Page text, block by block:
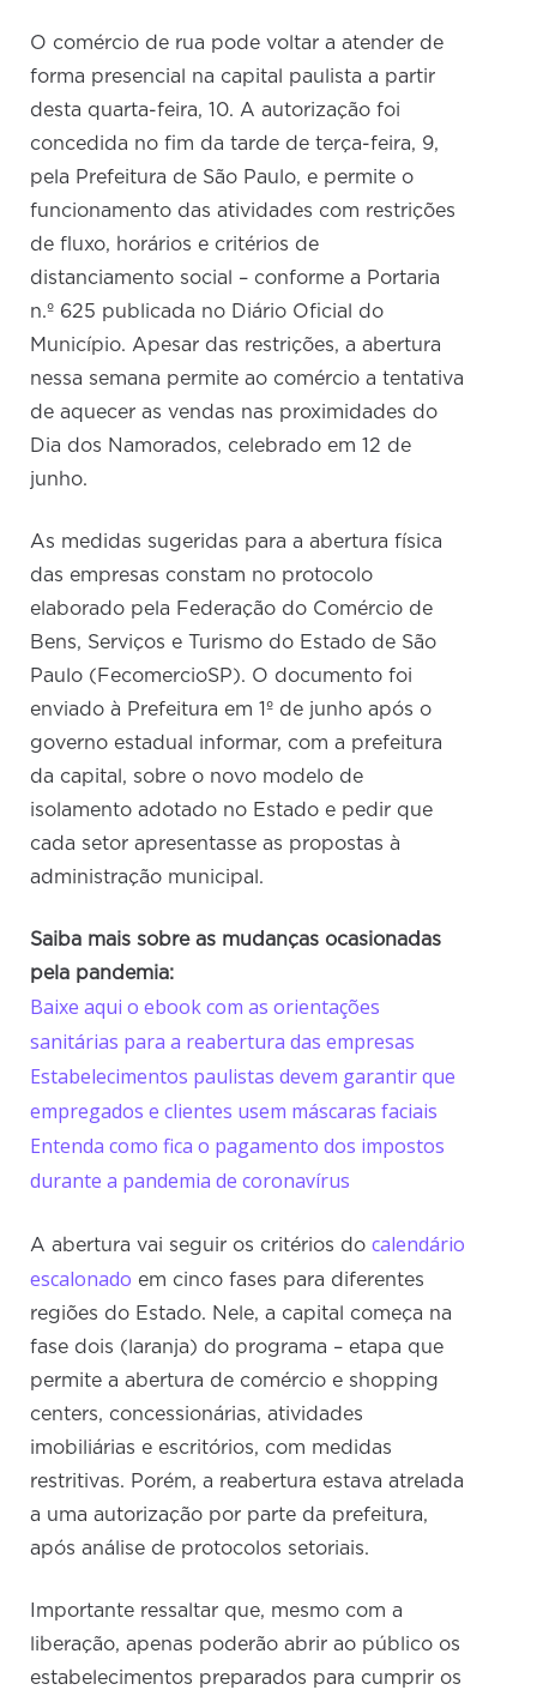
O comércio de rua pode voltar a atender de
forma presencial na capital paulista a partir
desta quarta-feira, 10. A autorização foi
concedida no fim da tarde de terça-feira, 9,
pela Prefeitura de São Paulo, e permite o
funcionamento das atividades com restrições
de fluxo, horários e critérios de
distanciamento social – conforme a Portaria
n.º 625 publicada no Diário Oficial do
Município. Apesar das restrições, a abertura
nessa semana permite ao comércio a tentativa
de aquecer as vendas nas proximidades do
Dia dos Namorados, celebrado em 12 de
junho.
As medidas sugeridas para a abertura física
das empresas constam no protocolo
elaborado pela Federação do Comércio de
Bens, Serviços e Turismo do Estado de São
Paulo (FecomercioSP). O documento foi
enviado à Prefeitura em 1º de junho após o
governo estadual informar, com a prefeitura
da capital, sobre o novo modelo de
isolamento adotado no Estado e pedir que
cada setor apresentasse as propostas à
administração municipal.
Saiba mais sobre as mudanças ocasionadas
pela pandemia:
Baixe aqui o ebook com as orientações
sanitárias para a reabertura das empresas
Estabelecimentos paulistas devem garantir que
empregados e clientes usem máscaras faciais
Entenda como fica o pagamento dos impostos
durante a pandemia de coronavírus
A abertura vai seguir os critérios docalendário
escalonado em cinco fases para diferentes
regiões do Estado. Nele, a capital começa na
fase dois (laranja) do programa – etapa que
permite a abertura de comércio e shopping
centers, concessionárias, atividades
imobiliárias e escritórios, com medidas
restritivas. Porém, a reabertura estava atrelada
a uma autorização por parte da prefeitura,
após análise de protocolos setoriais.
Importante ressaltar que, mesmo com a
liberação, apenas poderão abrir ao público os
estabelecimentos preparados para cumprir os